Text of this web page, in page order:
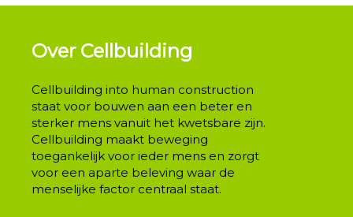
Over Cellbuilding
Cellbuilding into human construction
staat voor bouwen aan een beter en
sterker mens vanuit het kwetsbare zijn.
Cellbuilding maakt beweging
toegankelijk voor ieder mens en zorgt
voor een aparte beleving waar de
menselijke factor centraal staat.